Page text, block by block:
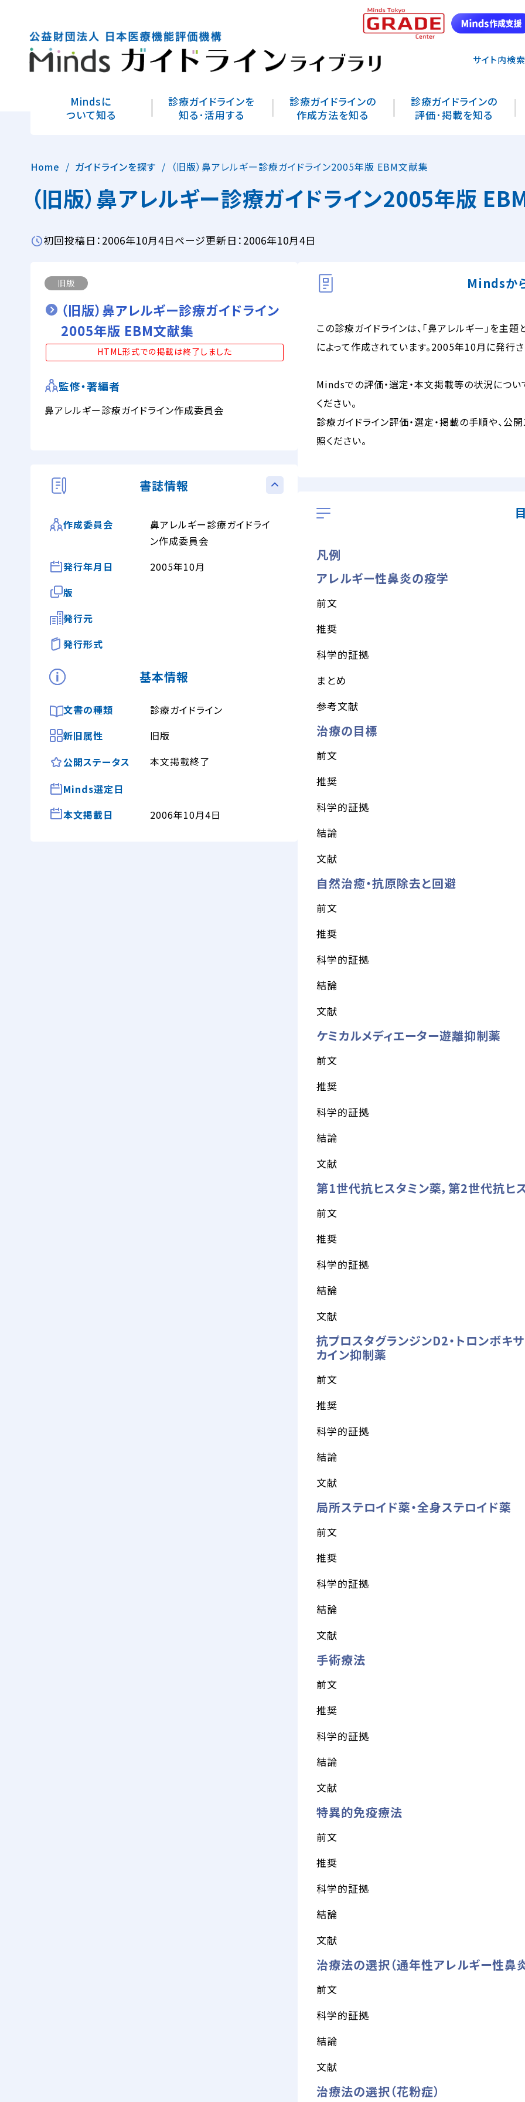
Home ガイドラインを探す （旧版）鼻アレルギー診療ガイドライン2005年版 EBM文献集
（旧版）鼻アレルギー診療ガイドライン2005年版
初回投稿日：2006年10月4日ページ更新日：2006年10月4日
旧版
（旧版）鼻アレルギー診療ガイドライン
2005年版 EBM文献集
HTML形式での掲載は終了しました
監修・著編者
鼻アレルギー診療ガイドライン作成委員会
書誌情報
作成委員会
鼻アレルギー診療ガイドライ
ン作成委員会
発行年月日
2005年10月
版
発行元
発行形式
基本情報
文書の種類
診療ガイドライン
新旧属性
旧版
公開ステータス
本文掲載終了
Minds選定日
本文掲載日
2006年10月4日
Mindsか
この診療ガイドラインは、「鼻アレルギー」を主
によって作成されています。2005年10月に発行さ
Mindsでの評価・選定・本文掲載等の状況につい
ください。
診療ガイドライン評価・選定・掲載の手順や、公
照ください。
凡例
アレルギー性鼻炎の疫学
前文
推奨
科学的証拠
まとめ
参考文献
治療の目標
前文
推奨
科学的証拠
結論
文献
自然治癒・抗原除去と回避
前文
推奨
科学的証拠
結論
文献
ケミカルメディエーター遊離抑制薬
前文
推奨
科学的証拠
結論
文献
第1世代抗ヒスタミン薬，第2世代抗ヒ
前文
推奨
科学的証拠
結論
文献
抗プロスタグランジンD2・トロンボ
カイン抑制薬
前文
推奨
科学的証拠
結論
文献
局所ステロイド薬・全身ステロイド薬
前文
推奨
科学的証拠
結論
文献
手術療法
前文
推奨
科学的証拠
結論
文献
特異的免疫療法
前文
推奨
科学的証拠
結論
文献
治療法の選択（通年性アレルギー性鼻
前文
科学的証拠
結論
文献
治療法の選択（花粉症）
Mindsに
ついて知る
診療ガイドラインを
知る･活用する
診療ガイドラインの
作成方法を知る
診療ガイドラインの
評価･掲載を知る
サイト内検索